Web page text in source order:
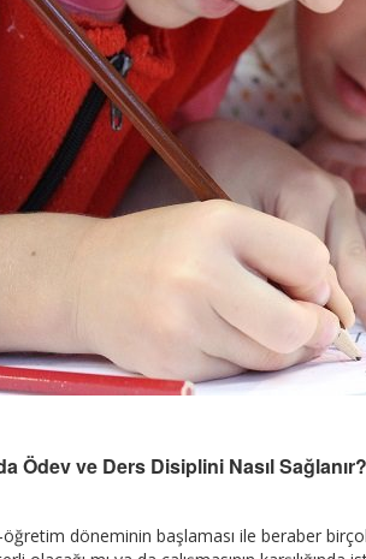
Ödev ve Ders Disiplini Nasıl Sağlanır?
döneminin başlaması ile beraber